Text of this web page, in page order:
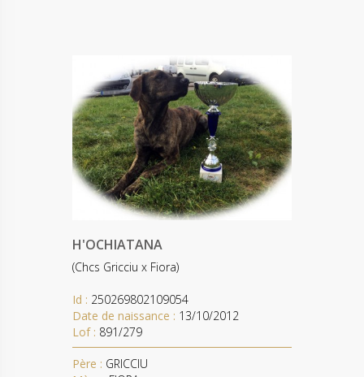
H'OCHIATANA
(Chcs Gricciu x Fiora)
Id : 250269802109054
Date de naissance : 13/10/2012
Lof : 891/279
Père : GRICCIU